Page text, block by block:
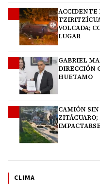
ACCIDENTE
VOLCADA;
LUGAR
GABRIEL
DIRECCIÓN
HUETAMO
CAMIÓN SIN
CLIMA